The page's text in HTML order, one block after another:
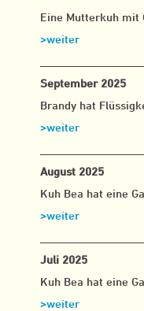
Eine Mutterkuh mit
>weiter
September 2025
Brandy hat
>weiter
August 2025
Kuh Bea hat eine
>weiter
Juli 2025
Kuh Bea hat eine
>weiter